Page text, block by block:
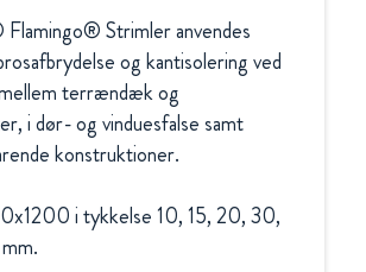
Strimler anvendes
og kantisolering ved
terrændæk og
i dør- og vinduesfalse samt
konstruktioner.
i tykkelse 10, 15, 20, 30,